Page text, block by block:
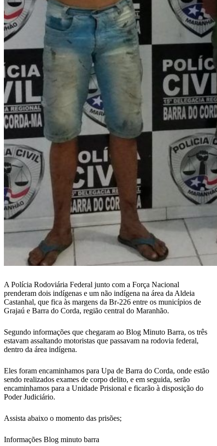
A Polícia Rodoviária Federal junto com a Força Nacional
prenderam dois indígenas e um não indígena na área da Aldeia
Castanhal, que fica às margens da Br-226 entre os municípios de
Grajaú e Barra do Corda, região central do Maranhão.
Segundo informações que chegaram ao Blog Minuto Barra, os três
estavam assaltando motoristas que passavam na rodovia federal,
dentro da área indígena.
Eles foram encaminhamos para Upa de Barra do Corda, onde estão
sendo realizados exames de corpo delito, e em seguida, serão
encaminhamos para a Unidade Prisional e ficarão à disposição do
Poder Judiciário.
Assista abaixo o momento das prisões;
Informações Blog minuto barra